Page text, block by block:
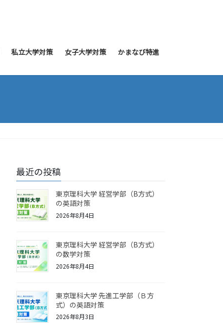
私立大学対策 女子大学対策 かまなび特進
最近の投稿
東京理科大学 経営学部（B方式）
の英語対策
2026年8月4日
東京理科大学 経営学部（B方式）
の数学対策
2026年8月4日
東京理科大学 先進工学部（Ｂ方
式）の英語対策
2026年8月3日